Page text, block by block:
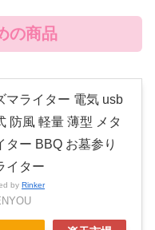
の商品
マライター 電気 usb
防風 軽量 薄型 メタ
ター BBQ お墓参り
イター
by Rinker